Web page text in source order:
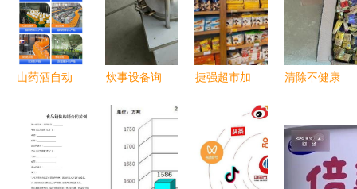
山药酒自动
绍 中意隆
山药酒生产
设备工艺成
炊事设备询
何选择可靠
厂家与供应
商（以诸城
捷强超市加
营费用详解
清除不健康
广州佛山过
期食品问题